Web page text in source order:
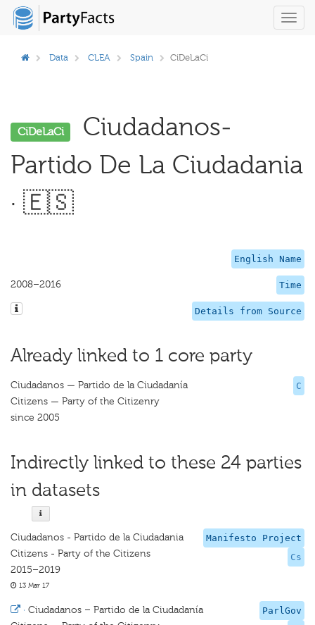
Data CLEA Spain CiDeLaCi
CiDeLaCi
Ciudadanos-
Partido De La Ciudadania
· 🇪🇸
English Name
Time
2008–2016
Details from Source
Already linked to 1 core party
C
Ciudadanos — Partido de la Ciudadanía
Citizens — Party of the Citizenry
since 2005
Indirectly linked to these 24 parties
in datasets
Manifesto Project
Cs
Ciudadanos - Partido de la Ciudadania
Citizens - Party of the Citizens
2015–2019
13 Mar 17
ParlGov
· Ciudadanos – Partido de la Ciudadanía